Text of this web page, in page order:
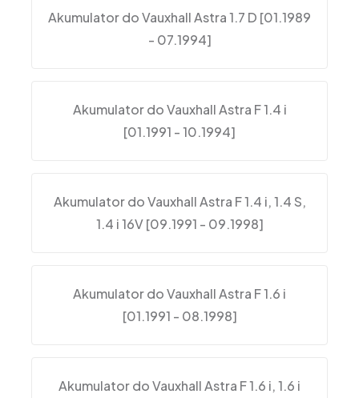
Akumulator do Vauxhall Astra 1.7 D [01.1989
- 07.1994]
Akumulator do Vauxhall Astra F 1.4 i
[01.1991 - 10.1994]
Akumulator do Vauxhall Astra F 1.4 i, 1.4 S,
1.4 i 16V [09.1991 - 09.1998]
Akumulator do Vauxhall Astra F 1.6 i
[01.1991 - 08.1998]
Akumulator do Vauxhall Astra F 1.6 i, 1.6 i